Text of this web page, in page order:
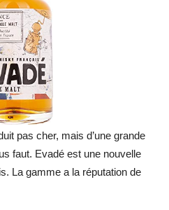
pas cher, mais d’une grande
faut. Evadé est une nouvelle
La gamme a la réputation de